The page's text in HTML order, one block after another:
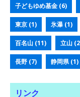
子どもゆめ基金 (6)
東京 (1) 氷瀑 (1)
百名山 (11) 立山
長野 (7) 静岡県(1)
リンク